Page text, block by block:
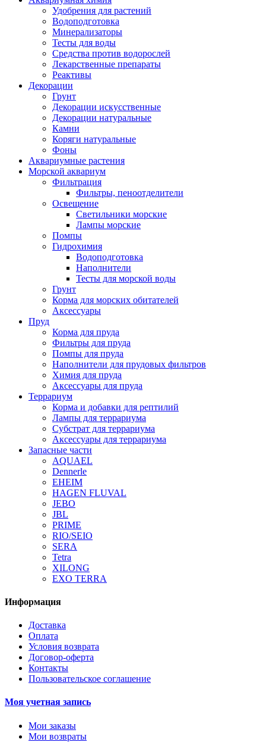
Удобрения для растений
Водоподготовка
Минерализаторы
Тесты для воды
Средства против водорослей
Лекарственные препараты
Реактивы
Декорации
Грунт
Декорации искусственные
Декорации натуральные
Камни
Коряги натуральные
Фоны
Аквариумные растения
Морской аквариум
Фильтрация
Фильтры, пеноотделители
Освещение
Светильники морские
Лампы морские
Помпы
Гидрохимия
Водоподготовка
Наполнители
Тесты для морской воды
Грунт
Корма для морских обитателей
Аксессуары
Пруд
Корма для пруда
Фильтры для пруда
Помпы для пруда
Наполнители для прудовых фильтров
Химия для пруда
Аксессуары для пруда
Террариум
Корма и добавки для рептилий
Лампы для террариума
Субстрат для террариума
Аксессуары для террариума
Запасные части
AQUAEL
Dennerle
EHEIM
HAGEN FLUVAL
JEBO
JBL
PRIME
RIO/SEIO
SERA
Tetra
XILONG
EXO TERRA
Информация
Доставка
Оплата
Условия возврата
Договор-оферта
Контакты
Пользовательское соглашение
Моя учетная запись
Мои заказы
Мои возвраты